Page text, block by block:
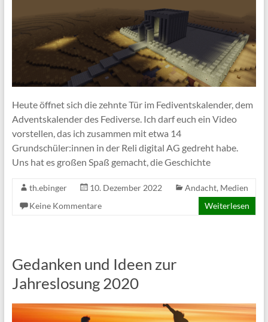
Heute öffnet sich die zehnte Tür im Fediventskalender, dem
Adventskalender des Fediverse. Ich darf euch ein Video
vorstellen, das ich zusammen mit etwa 14
Grundschüler:innen in der Reli digital AG gedreht habe.
Uns hat es großen Spaß gemacht, die Geschichte
th.ebinger 10. Dezember 2022 Andacht, Medien
Keine Kommentare
Weiterlesen
Gedanken und Ideen zur
Jahreslosung 2020